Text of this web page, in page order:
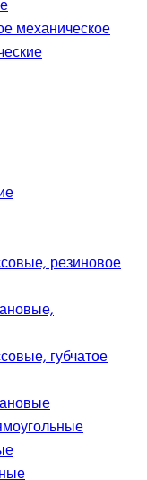
механическое
резиновое
губчатое